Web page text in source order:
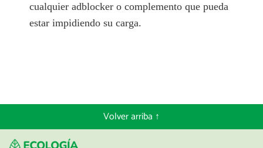
cualquier adblocker o complemento que pueda
estar impidiendo su carga.
Volver arriba ↑